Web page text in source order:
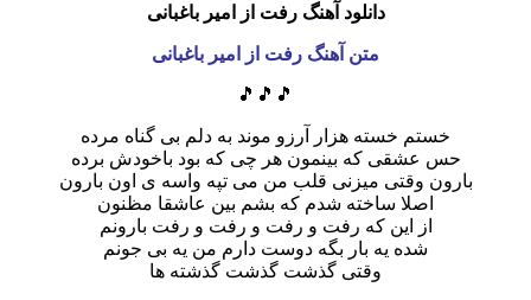
دانلود آهنگ رفت از امیر باغبانی
متن آهنگ رفت از امیر باغبانی
🎵🎵🎵
خستم خسته هزار آرزو موند به دلم بی گناه مرده
حس عشقی که بینمون هر چی که بود باخودش برده
بارون وقتی میزنی قلب من می تپه واسه ی اون بارون
اصلا ساخته شدم که بشم بین عاشقا مظنون
از این که رفت و رفت و رفت و رفت بارونم
شده یه بار بگه دوست دارم من یه بی جونم
وقتی گذشت گذشت گذشته ها